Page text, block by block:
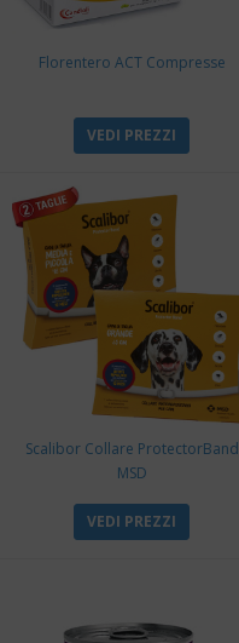
Florentero ACT Compresse
VEDI PREZZI
Scalibor Collare ProtectorBand
MSD
VEDI PREZZI